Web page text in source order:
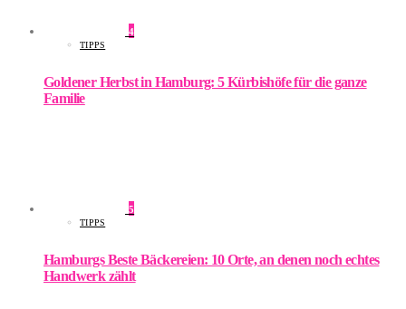
4
TIPPS
Goldener Herbst in Hamburg: 5 Kürbishöfe für die ganze
Familie
5
TIPPS
Hamburgs Beste Bäckereien: 10 Orte, an denen noch echtes
Handwerk zählt